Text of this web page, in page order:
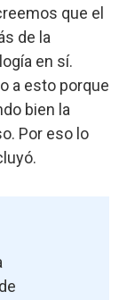
que el
de la
en sí.
a esto porque
bien la
Por eso lo